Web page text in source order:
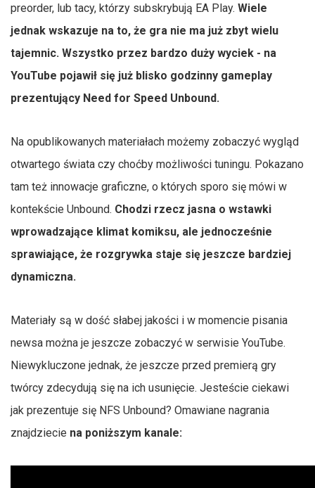
preorder, lub tacy, którzy subskrybują EA Play. Wiele
jednak wskazuje na to, że gra nie ma już zbyt wielu
tajemnic. Wszystko przez bardzo duży wyciek - na
YouTube pojawił się już blisko godzinny gameplay
prezentujący Need for Speed Unbound.
Na opublikowanych materiałach możemy zobaczyć wygląd
otwartego świata czy choćby możliwości tuningu. Pokazano
tam też innowacje graficzne, o których sporo się mówi w
kontekście Unbound. Chodzi rzecz jasna o wstawki
wprowadzające klimat komiksu, ale jednocześnie
sprawiające, że rozgrywka staje się jeszcze bardziej
dynamiczna.
Materiały są w dość słabej jakości i w momencie pisania
newsa można je jeszcze zobaczyć w serwisie YouTube.
Niewykluczone jednak, że jeszcze przed premierą gry
twórcy zdecydują się na ich usunięcie. Jesteście ciekawi
jak prezentuje się NFS Unbound? Omawiane nagrania
znajdziecie na poniższym kanale: